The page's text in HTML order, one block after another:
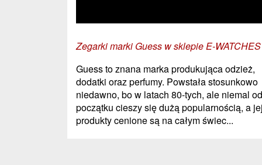
Zegarki marki Guess w sklepie E-WATCHES
Guess to znana marka produkująca odzież,
dodatki oraz perfumy. Powstała stosunkowo
niedawno, bo w latach 80-tych, ale niemal od
początku cieszy się dużą popularnością, a
produkty cenione są na całym świec...